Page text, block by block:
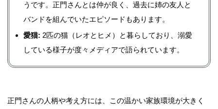
うです。正門さんとは仲が良く、過去に姉の友人と
バンドを組んでいたエピソードもあります。
愛猫: 2匹の猫（レオとヒメ）と暮らしており、溺愛
している様子が度々メディアで語られています。
正門さんの人柄や考え方には、この温かい家族環境が大きく